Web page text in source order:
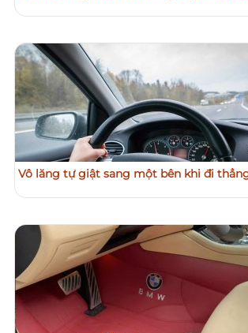
Vô lăng tự giật sang một bên khi đi